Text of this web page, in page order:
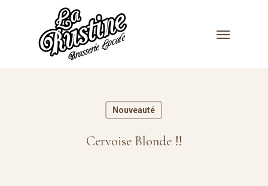
Nouveauté
Cervoise Blonde !!